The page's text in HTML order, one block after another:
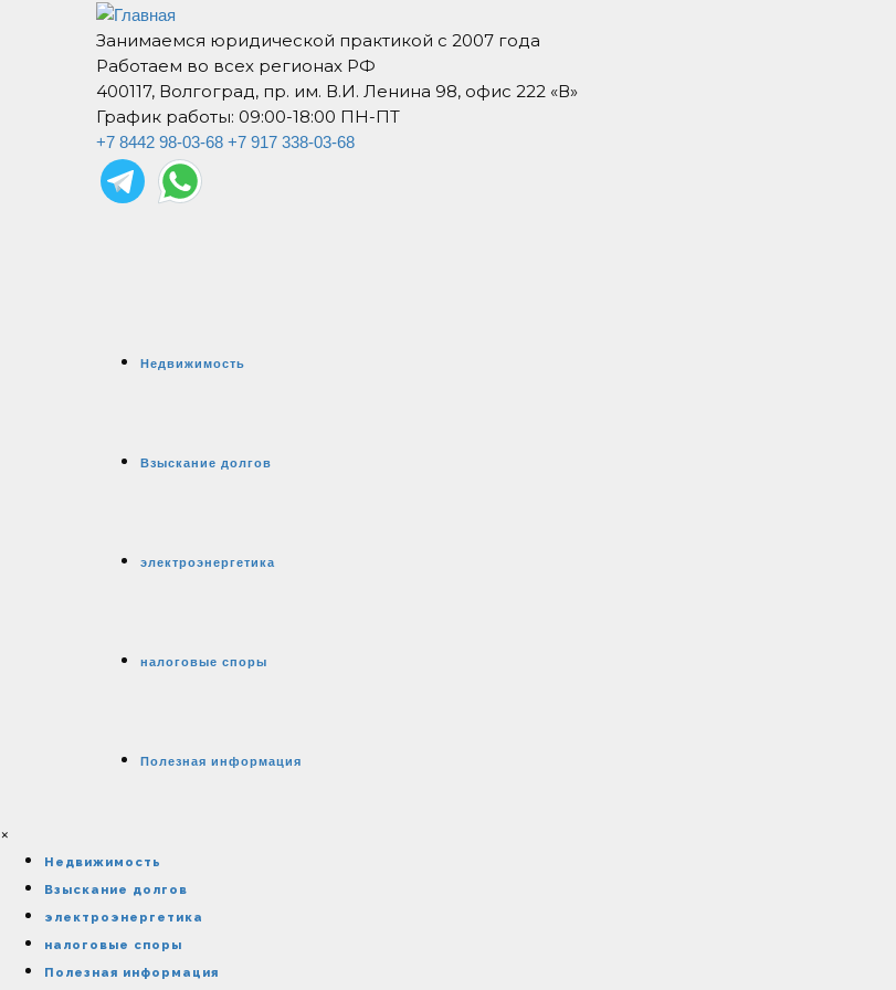
Занимаемся юридической практикой с 2007 года
Работаем во всех регионах РФ
400117, Волгоград, пр. им. В.И. Ленина 98, офис 222 «В»
График работы: 09:00-18:00 ПН-ПТ
+7 8442 98-03-68 +7 917 338-03-68
Недвижимость
Взыскание долгов
электроэнергетика
налоговые споры
Полезная информация
×
Недвижимость
Взыскание долгов
электроэнергетика
налоговые споры
Полезная информация